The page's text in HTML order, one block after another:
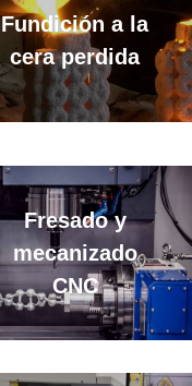
Fundición a la
cera perdida
Fresado y
mecanizado
CNC